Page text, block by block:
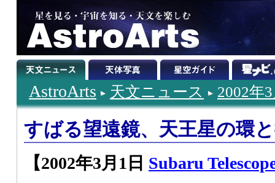
AstroArts 天文ニュース 2002年
すばる望遠鏡、天王星の環
【2002年3月1日 Subaru